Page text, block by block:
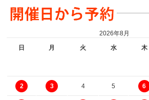
2026年8月
日
月 火 水 木
2 3 4 5 6